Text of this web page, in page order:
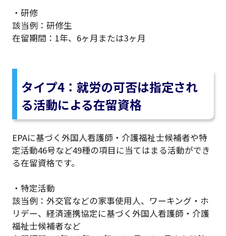
・研修
該当例：研修生
在留期間：1年、6ヶ月または3ヶ月
タイプ4：就労の可否は指定され
る活動による在留資格
EPAに基づく外国人看護師・介護福祉士候補者や特
定活動46号など49種の項目に当てはまる活動ができ
る在留資格です。
・特定活動
該当例：外交官などの家事使用人、ワーキング・ホ
リデー、経済連携協定に基づく外国人看護師・介護
福祉士候補者など